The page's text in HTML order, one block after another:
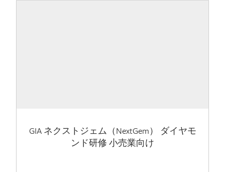
GIA ネクストジェム（NextGem） ダイヤモ
ンド研修 小売業向け